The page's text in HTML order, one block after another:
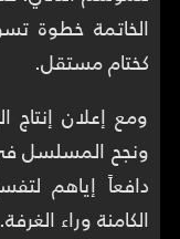
الخاتمة خطوة
كختام مستقل.
ومع إعلان إنتاج
ونجح المسلسل
دافعاً إياهم
الكامنة وراء الغرفة.